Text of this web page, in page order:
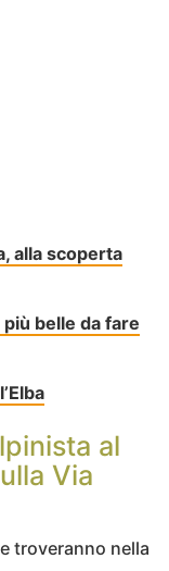
alla scoperta
belle da fare
al
Via
troveranno nella